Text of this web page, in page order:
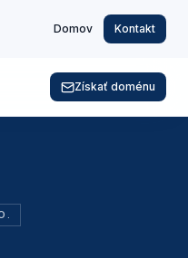
Domov Kontakt
Získať doménu